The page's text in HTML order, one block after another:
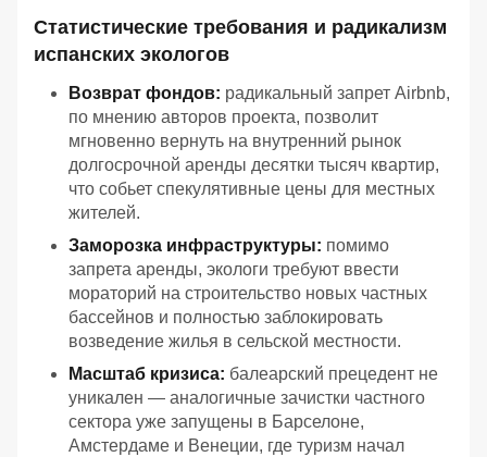
Статистические требования и радикализм
испанских экологов
Возврат фондов: радикальный запрет Airbnb,
по мнению авторов проекта, позволит
мгновенно вернуть на внутренний рынок
долгосрочной аренды десятки тысяч квартир,
что собьет спекулятивные цены для местных
жителей.
Заморозка инфраструктуры: помимо
запрета аренды, экологи требуют ввести
мораторий на строительство новых частных
бассейнов и полностью заблокировать
возведение жилья в сельской местности.
Масштаб кризиса: балеарский прецедент не
уникален — аналогичные зачистки частного
сектора уже запущены в Барселоне,
Амстердаме и Венеции, где туризм начал